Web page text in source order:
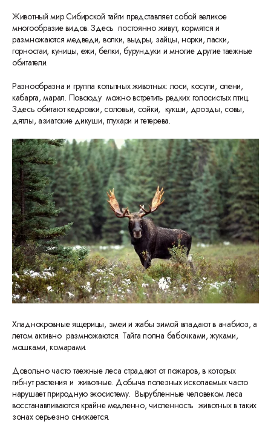
Животный мир Сибирской тайги представляет собой великое
многообразие видов. Здесь постоянно живут, кормятся и
размножаются медведи, волки, выдры, зайцы, норки, ласки,
горностаи, куницы, ежи, белки, бурундуки и многие другие таежные
обитатели.
Разнообразна и группа копытных животных: лоси, косули, олени,
кабарга, марал. Повсюду можно встретить редких голосистых птиц.
Здесь обитают кедровки, соловьи, сойки, кукши, дрозды, совы,
дятлы, азиатские дикуши, глухари и тетерева.
Хладнокровные ящерицы, змеи и жабы зимой впадают в анабиоз, а
летом активно размножаются. Тайга полна бабочками, жуками,
мошками, комарами.
Довольно часто таежные леса страдают от пожаров, в которых
гибнут растения и животные. Добыча полезных ископаемых часто
нарушает природную экосистему. Вырубленные человеком леса
восстанавливаются крайне медленно, численность животных в таких
зонах серьезно снижается.